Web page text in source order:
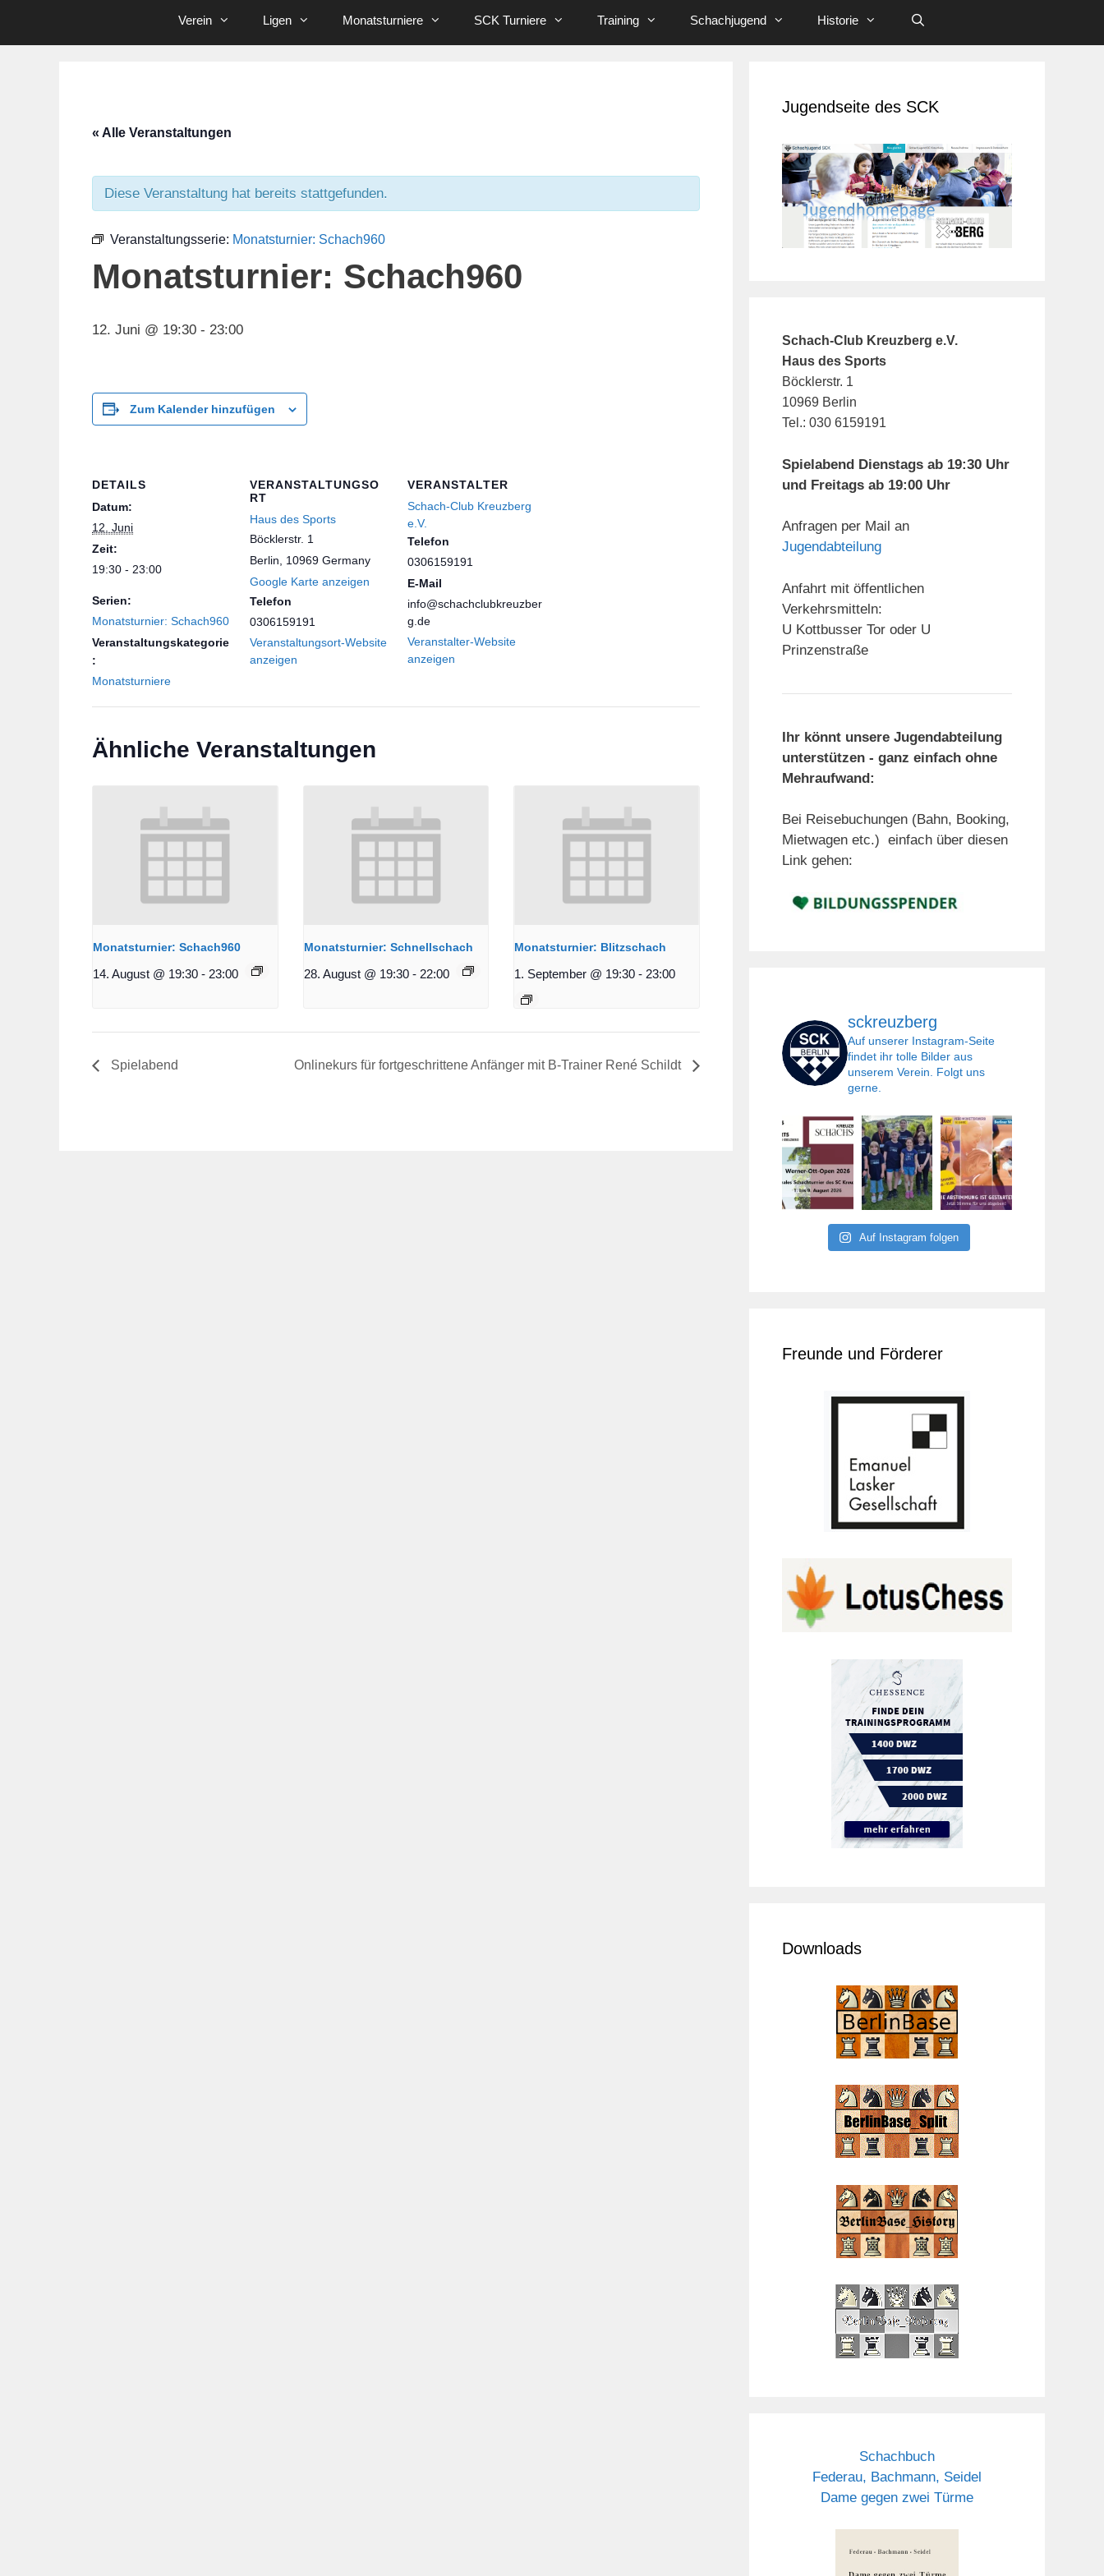
Verein Ligen Monatsturniere SCK Turniere Training Schachjugend Historie
« Alle Veranstaltungen
Diese Veranstaltung hat bereits stattgefunden.
Veranstaltungsserie: Monatsturnier: Schach960
Monatsturnier: Schach960
12. Juni @ 19:30 - 23:00
Zum Kalender hinzufügen
DETAILS
Datum:
12. Juni
Zeit:
19:30 - 23:00
Serien:
Monatsturnier: Schach960
Veranstaltungskategorie
:
Monatsturniere
VERANSTALTUNGSO
RT
Haus des Sports
Böcklerstr. 1
Berlin
10969 Germany
Google Karte anzeigen
Telefon
0306159191
Veranstaltungsort-Website
anzeigen
VERANSTALTER
Schach-Club Kreuzberg
e.V.
Telefon
0306159191
E-Mail
info@schachclubkreuzber
g.de
Veranstalter-Website
anzeigen
Ähnliche Veranstaltungen
Monatsturnier: Schach960
14. August @ 19:30 - 23:00
Monatsturnier: Schnellschach
28. August @ 19:30 - 22:00
Monatsturnier: Blitzschach
1. September @ 19:30 - 23:00
Spielabend Onlinekurs für fortgeschrittene Anfänger mit B-Trainer René Schildt
Jugendseite des SCK
Schach-Club Kreuzberg e.V.
Haus des Sports
Böcklerstr. 1
10969 Berlin
Tel.: 030 6159191
Spielabend Dienstags ab 19:30 Uhr
und Freitags ab 19:00 Uhr
Anfragen per Mail an
Jugendabteilung
Anfahrt mit öffentlichen
Verkehrsmitteln:
U Kottbusser Tor oder U
Prinzenstraße
Ihr könnt unsere Jugendabteilung
unterstützen - ganz einfach ohne
Mehraufwand:
Bei Reisebuchungen (Bahn, Booking,
Mietwagen etc.) einfach über diesen
Link gehen:
sckreuzberg
Auf unserer Instagram-Seite
findet ihr tolle Bilder aus
unserem Verein. Folgt uns
gerne.
Auf Instagram folgen
Freunde und Förderer
Downloads
Schachbuch
Federau, Bachmann, Seidel
Dame gegen zwei Türme